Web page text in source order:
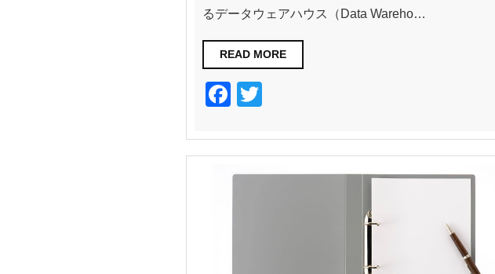
るデータウェアハウス（Data Wareho…
READ MORE
F
c
e
tt
er